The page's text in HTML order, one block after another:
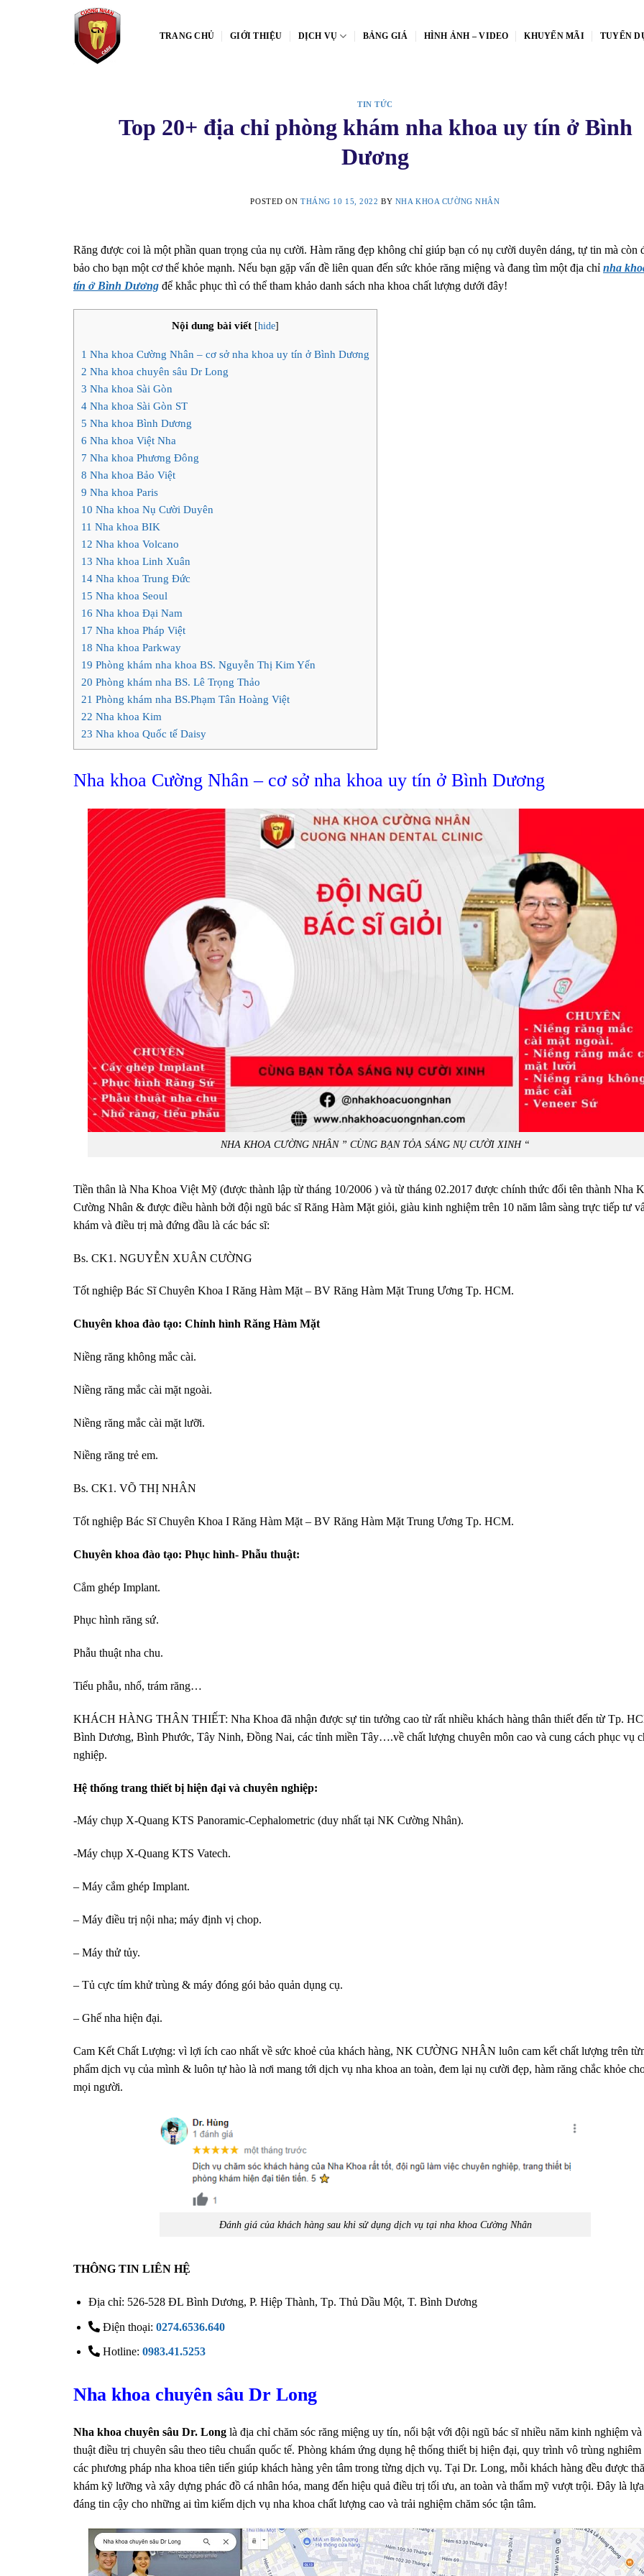
TRANG CHỦ GIỚI THIỆU DỊCH VỤ BẢNG GIÁ HÌNH ẢNH – VIDEO KHUYẾN MÃI TUYỂN
TIN TỨC
Top 20+ địa chỉ phòng khám nha khoa uy tín ở Bình
Dương
POSTED ONTHÁNG 10 15, 2022 BY NHA KHOA CƯỜNG NHÂN
Răng được coi là một phần quan trọng của nụ cười. Hàm răng đẹp không chỉ giúp bạn có nụ cười duyên dáng, tự tin mà còn
bảo cho bạn một cơ thể khỏe mạnh. Nếu bạn gặp vấn đề liên quan đến sức khỏe răng miệng và đang tìm một địa chỉ nha
tín ở Bình Dương để khắc phục thì có thể tham khảo danh sách nha khoa chất lượng dưới đây!
Nội dung bài viết [hide]
1 Nha khoa Cường Nhân – cơ sở nha khoa uy tín ở Bình Dương
2 Nha khoa chuyên sâu Dr Long
3 Nha khoa Sài Gòn
4 Nha khoa Sài Gòn ST
5 Nha khoa Bình Dương
6 Nha khoa Việt Nha
7 Nha khoa Phương Đông
8 Nha khoa Bảo Việt
9 Nha khoa Paris
10 Nha khoa Nụ Cười Duyên
11 Nha khoa BIK
12 Nha khoa Volcano
13 Nha khoa Linh Xuân
14 Nha khoa Trung Đức
15 Nha khoa Seoul
16 Nha khoa Đại Nam
17 Nha khoa Pháp Việt
18 Nha khoa Parkway
19 Phòng khám nha khoa BS. Nguyễn Thị Kim Yến
20 Phòng khám nha BS. Lê Trọng Thảo
21 Phòng khám nha BS.Phạm Tân Hoàng Việt
22 Nha khoa Kim
23 Nha khoa Quốc tế Daisy
Nha khoa Cường Nhân – cơ sở nha khoa uy tín ở Bình Dương
NHA KHOA CƯỜNG NHÂN ” CÙNG BẠN TỎA SÁNG NỤ CƯỜI XINH “
Tiền thân là Nha Khoa Việt Mỹ (được thành lập từ tháng 10/2006 ) và từ tháng 02.2017 được chính thức đổi tên thành Nha
Cường Nhân & được điều hành bởi đội ngũ bác sĩ Răng Hàm Mặt giỏi, giàu kinh nghiệm trên 10 năm lâm sàng trực tiếp tư
khám và điều trị mà đứng đầu là các bác sĩ:
Bs. CK1. NGUYỄN XUÂN CƯỜNG
Tốt nghiệp Bác Sĩ Chuyên Khoa I Răng Hàm Mặt – BV Răng Hàm Mặt Trung Ương Tp. HCM.
Chuyên khoa đào tạo: Chỉnh hình Răng Hàm Mặt
Niềng răng không mắc cài.
Niềng răng mắc cài mặt ngoài.
Niềng răng mắc cài mặt lưỡi.
Niềng răng trẻ em.
Bs. CK1. VÕ THỊ NHÂN
Tốt nghiệp Bác Sĩ Chuyên Khoa I Răng Hàm Mặt – BV Răng Hàm Mặt Trung Ương Tp. HCM.
Chuyên khoa đào tạo: Phục hình- Phẫu thuật:
Cắm ghép Implant.
Phục hình răng sứ.
Phẫu thuật nha chu.
Tiểu phẫu, nhổ, trám răng…
KHÁCH HÀNG THÂN THIẾT: Nha Khoa đã nhận được sự tin tưởng cao từ rất nhiều khách hàng thân thiết đến từ Tp.
Bình Dương, Bình Phước, Tây Ninh, Đồng Nai, các tỉnh miền Tây….về chất lượng chuyên môn cao và cung cách phục vụ
nghiệp.
Hệ thống trang thiết bị hiện đại và chuyên nghiệp:
-Máy chụp X-Quang KTS Panoramic-Cephalometric (duy nhất tại NK Cường Nhân).
-Máy chụp X-Quang KTS Vatech.
– Máy cắm ghép Implant.
– Máy điều trị nội nha; máy định vị chop.
– Máy thử tủy.
– Tủ cực tím khử trùng & máy đóng gói bảo quản dụng cụ.
– Ghế nha hiện đại.
Cam Kết Chất Lượng: vì lợi ích cao nhất về sức khoẻ của khách hàng, NK CƯỜNG NHÂN luôn cam kết chất lượng trên
phẩm dịch vụ của mình & luôn tự hào là nơi mang tới dịch vụ nha khoa an toàn, đem lại nụ cười đẹp, hàm răng chắc khỏe
mọi người.
Đánh giá của khách hàng sau khi sử dụng dịch vụ tại nha khoa Cường Nhân
THÔNG TIN LIÊN HỆ
Địa chỉ: 526-528 ĐL Bình Dương, P. Hiệp Thành, Tp. Thủ Dầu Một, T. Bình Dương
Điện thoại: 0274.6536.640
Hotline: 0983.41.5253
Nha khoa chuyên sâu Dr Long
Nha khoa chuyên sâu Dr. Long là địa chỉ chăm sóc răng miệng uy tín, nổi bật với đội ngũ bác sĩ nhiều năm kinh nghiệm
thuật điều trị chuyên sâu theo tiêu chuẩn quốc tế. Phòng khám ứng dụng hệ thống thiết bị hiện đại, quy trình vô trùng nghiêm
các phương pháp nha khoa tiên tiến giúp khách hàng yên tâm trong từng dịch vụ. Tại Dr. Long, mỗi khách hàng đều được
khám kỹ lưỡng và xây dựng phác đồ cá nhân hóa, mang đến hiệu quả điều trị tối ưu, an toàn và thẩm mỹ vượt trội. Đây là
đáng tin cậy cho những ai tìm kiếm dịch vụ nha khoa chất lượng cao và trải nghiệm chăm sóc tận tâm.